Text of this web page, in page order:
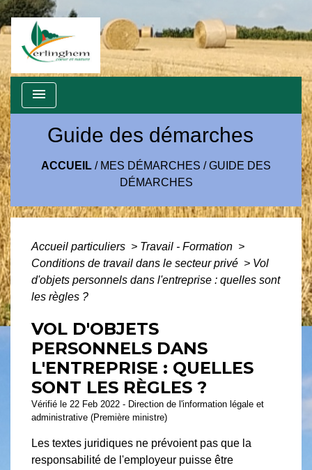
menu
Guide des démarches
ACCUEIL / MES DÉMARCHES /GUIDE DES
DÉMARCHES
Accueil particuliers > Travail - Formation >
Conditions de travail dans le secteur privé > Vol
d'objets personnels dans l'entreprise : quelles sont
les règles ?
VOL D'OBJETS
PERSONNELS DANS
L'ENTREPRISE : QUELLES
SONT LES RÈGLES ?
Vérifié le 22 Feb 2022 - Direction de l'information légale et
administrative (Première ministre)
Les textes juridiques ne prévoient pas que la
responsabilité de l'employeur puisse être